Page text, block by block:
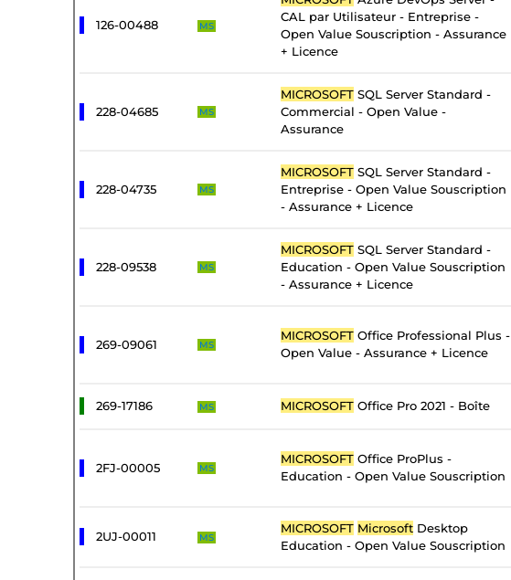
126-00488 MS
CAL par Utilisateur - Entreprise -
Open Value Souscription - Assurance
+ Licence
228-04685 MS
MICROSOFT SQL Server Standard -
Commercial - Open Value -
Assurance
228-04735 MS
MICROSOFT SQL Server Standard -
Entreprise - Open Value Souscription
- Assurance + Licence
228-09538 MS
MICROSOFT SQL Server Standard -
Education - Open Value Souscription
- Assurance + Licence
269-09061 MS
MICROSOFT Office Professional Plus -
Open Value - Assurance + Licence
269-17186 MS MICROSOFT Office Pro 2021 - Boîte
2FJ-00005 MS
MICROSOFT Office ProPlus -
Education - Open Value Souscription
2UJ-00011 MS
MICROSOFT Microsoft Desktop
Education - Open Value Souscription